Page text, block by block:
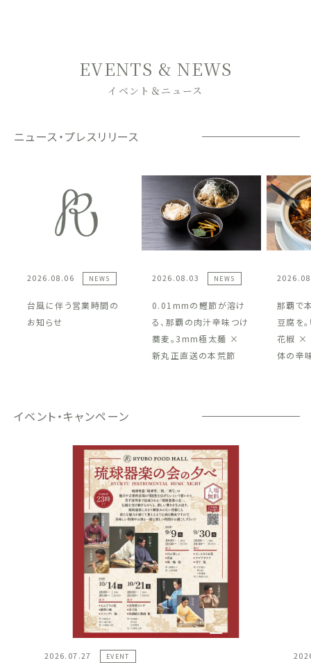
EVENTS & NEWS
イベント＆ニュース
ニュース・プレスリリース
2026.08.06 NEWS
台風に伴う営業時間の
お知らせ
2026.08.03 NEWS
0.01mmの鰹節が溶け
る、那覇の肉汁辛味つけ
蕎麦。3mm極太麺 ×
新丸正直送の本荒節
那覇で
豆腐を
花椒 ×
体の辛
イベント・キャンペーン
2026.07.27 EVENT